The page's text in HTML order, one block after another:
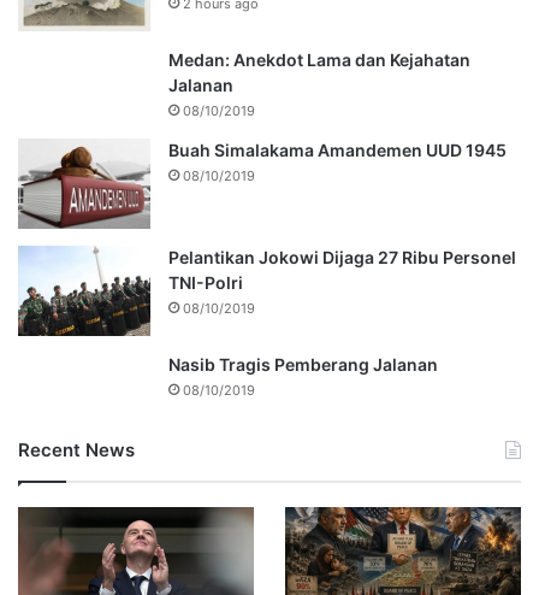
Medan: Anekdot Lama dan Kejahatan
Jalanan
08/10/2019
Buah Simalakama Amandemen UUD 1945
08/10/2019
Pelantikan Jokowi Dijaga 27 Ribu Personel
TNI-Polri
08/10/2019
Nasib Tragis Pemberang Jalanan
08/10/2019
Recent News